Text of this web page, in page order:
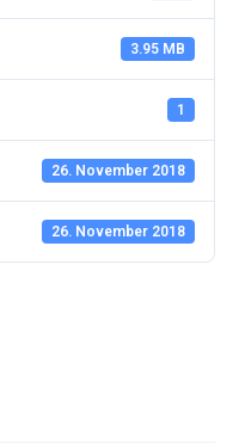
3.95 MB
1
26. November 2018
26. November 2018